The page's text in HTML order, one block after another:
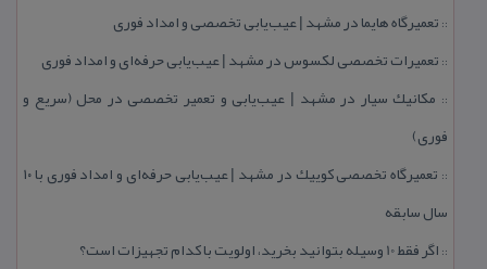
:: تعمیرگاه هایما در مشهد | عیب‌یابی تخصصی و امداد فوری
:: تعمیرات تخصصی لكسوس در مشهد | عیب‌یابی حرفه‌ای و امداد فوری
:: مكانیك سیار در مشهد | عیب‌یابی و تعمیر تخصصی در محل (سریع و
فوری)
::
تعمیرگاه تخصصی كوییك در مشهد | عیب‌یابی حرفه‌ای و امداد فوری با ۱۰
سال سابقه
:: اگر فقط 10 وسیله بتوانید بخرید، اولویت با كدام تجهیزات است؟